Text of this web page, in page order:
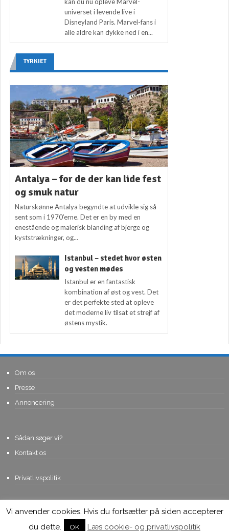
universet i levende live i
Disneyland Paris. Marvel-fans i
alle aldre kan dykke ned i en...
TYRKIET
Antalya – for de der kan lide fest
og smuk natur
Naturskønne Antalya begyndte at udvikle sig så
sent som i 1970’erne. Det er en by med en
enestående og malerisk blanding af bjerge og
kyststrækninger, og...
Istanbul – stedet hvor østen
og vesten mødes
Istanbul er en fantastisk
kombination af øst og vest. Det
er det perfekte sted at opleve
det moderne liv tilsat et strejf af
østens mystik.
Om os
Presse
Annoncering
Sådan søger vi?
Kontakt os
Privatlivspolitik
© Copyright 2015, Viviro.com ApS- Alle rettigheder forbeholdes. Vi
tager forbehold for fejlagtige priser.
Vi anvender cookies. Hvis du fortsætter på siden accepterer
du dette.
OK Læs cookie- og privatlivspolitik